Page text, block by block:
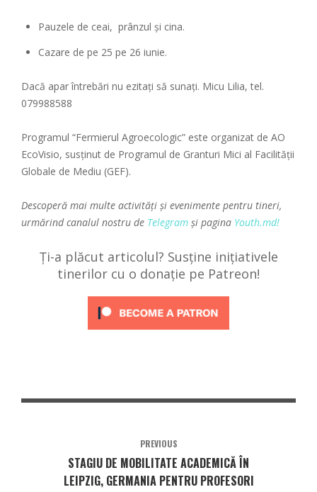
Pauzele de ceai, prânzul și cina.
Cazare de pe 25 pe 26 iunie.
Dacă apar întrebări nu ezitați să sunați. Micu Lilia, tel.
079988588
Programul “Fermierul Agroecologic” este organizat de AO
EcoVisio, susținut de Programul de Granturi Mici al Facilității
Globale de Mediu (GEF).
Descoperă mai multe activități și evenimente pentru tineri,
urmărind canalul nostru de Telegram și pagina Youth.md!
Ți-a plăcut articolul? Susține inițiativele
tinerilor cu o donație pe Patreon!
PREVIOUS
STAGIU DE MOBILITATE ACADEMICĂ ÎN
LEIPZIG, GERMANIA PENTRU PROFESORI